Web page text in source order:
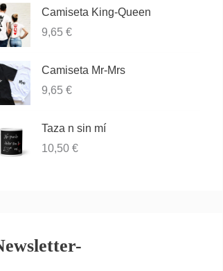
5
Camiseta King-Queen
9,65€
Camiseta Mr-Mrs
9,65€
Taza n sin mí
10,50€